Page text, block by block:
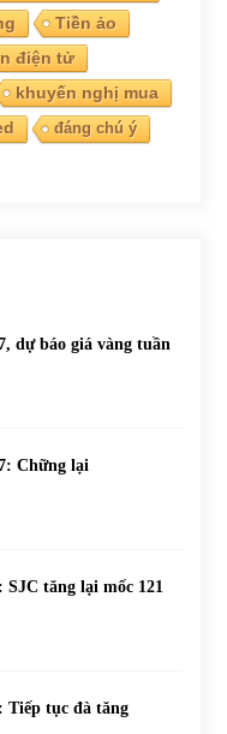
Tiền ảo
điện tử
khuyến nghị mua
đáng chú ý
dự báo giá vàng tuần
Chững lại
SJC tăng lại mốc 121
Tiếp tục đà tăng